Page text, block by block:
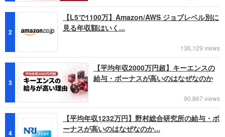
2
【L5で1100万】Amazon/AWS ジョブレベル別に
見る年収額はいく...
136,129 views
3
【平均年収2000万円超】キーエンスの
給与・ボーナスが高いのはなぜなのか
90,867 views
4
【平均年収1232万円】野村総合研究所の給与・ボ
ーナスが高いのはなぜなのか...